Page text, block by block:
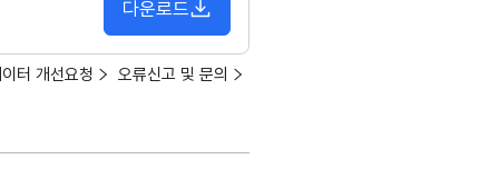
다운로드
터 개선요청 오류신고 및 문의